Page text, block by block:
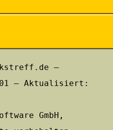
–
– Aktualisiert:
GmbH,